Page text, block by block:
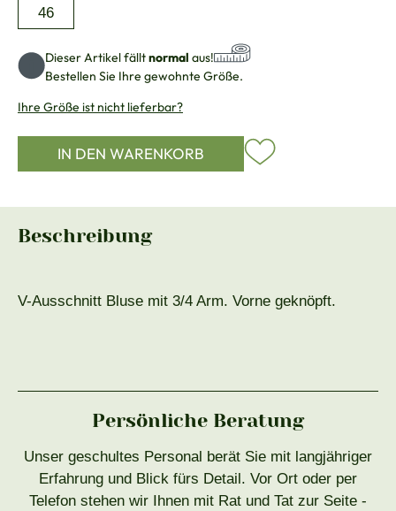
46
Dieser Artikel fälltnormal aus!
Bestellen Sie Ihre gewohnte Größe.
Ihre Größe ist nicht lieferbar?
IN DEN WARENKORB
Beschreibung
V-Ausschnitt Bluse mit 3/4 Arm. Vorne geknöpft.
Persönliche Beratung
Unser geschultes Personal berät Sie mit langjähriger
Erfahrung und Blick fürs Detail. Vor Ort oder per
Telefon stehen wir Ihnen mit Rat und Tat zur Seite -